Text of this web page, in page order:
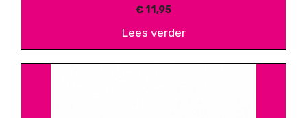
€11,95
Lees verder